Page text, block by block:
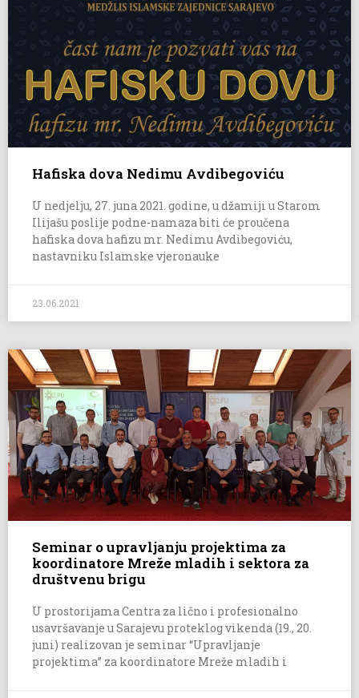
Hafiska dova Nedimu Avdibegoviću
U nedjelju, 27. juna 2021. godine, u džamiji u Starom
Ilijašu poslije podne-namaza biti će proučena
hafiska dova hafizu mr. Nedimu Avdibegoviću,
nastavniku Islamske vjeronauke
23.06.2021
Seminar o upravljanju projektima za
koordinatore Mreže mladih i sektora za
društvenu brigu
U prostorijama Centra za lično i profesionalno
usavršavanje u Sarajevu proteklog vikenda (19., 20.
juni) realizovan je seminar “Upravljanje
projektima” za koordinatore Mreže mladih i